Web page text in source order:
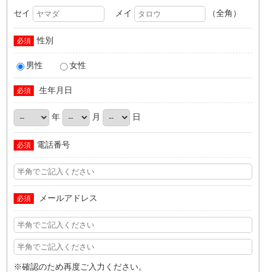
セイ メイ （全角）
必須 性別
男性 女性
必須 生年月日
年 月 日
必須 電話番号
必須 メールアドレス
※確認のため再度ご入力ください。